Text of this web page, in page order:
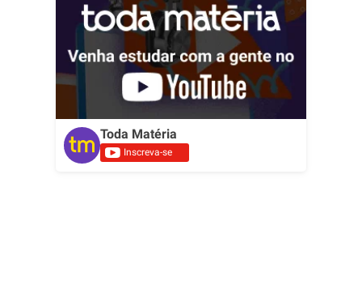
Toda Matéria
Inscreva-se